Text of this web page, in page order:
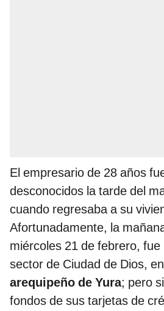
El empresario de 28 años
desconocidos la tarde del
cuando regresaba a su
Afortunadamente, la
miércoles 21 de febrero, fue
sector de Ciudad de Dios,
arequipeño de Yura; pero
fondos de sus tarjetas de